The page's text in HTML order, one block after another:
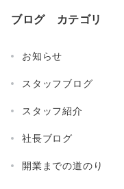
ブログ カテゴリ
お知らせ
スタッフブログ
スタッフ紹介
社長ブログ
開業までの道のり